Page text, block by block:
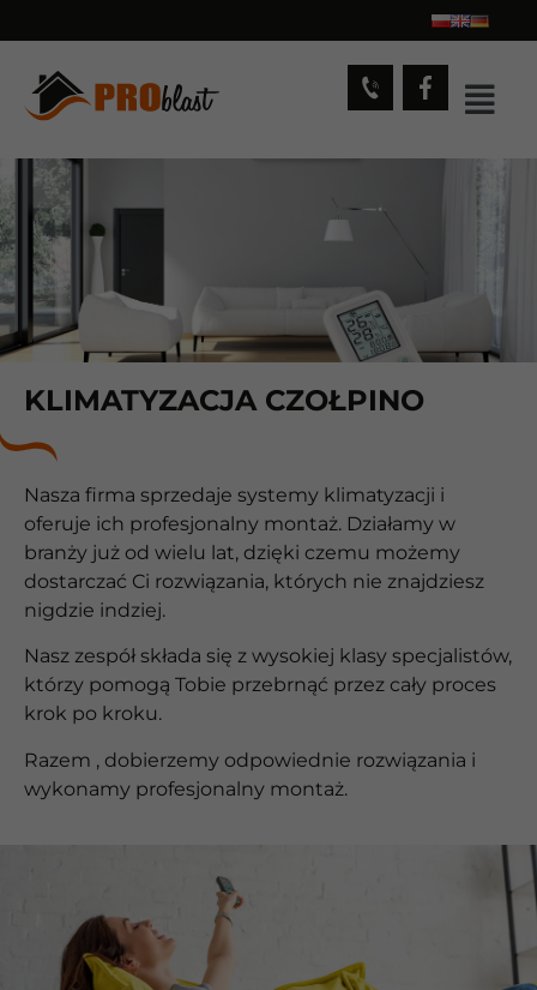
KLIMATYZACJA CZOŁPINO
Nasza firma sprzedaje systemy klimatyzacji i
oferuje ich profesjonalny montaż. Działamy w
branży już od wielu lat, dzięki czemu możemy
dostarczać Ci rozwiązania, których nie znajdziesz
nigdzie indziej.
Nasz zespół składa się z wysokiej klasy specjalistów,
którzy pomogą Tobie przebrnąć przez cały proces
krok po kroku.
Razem , dobierzemy odpowiednie rozwiązania i
wykonamy profesjonalny montaż.